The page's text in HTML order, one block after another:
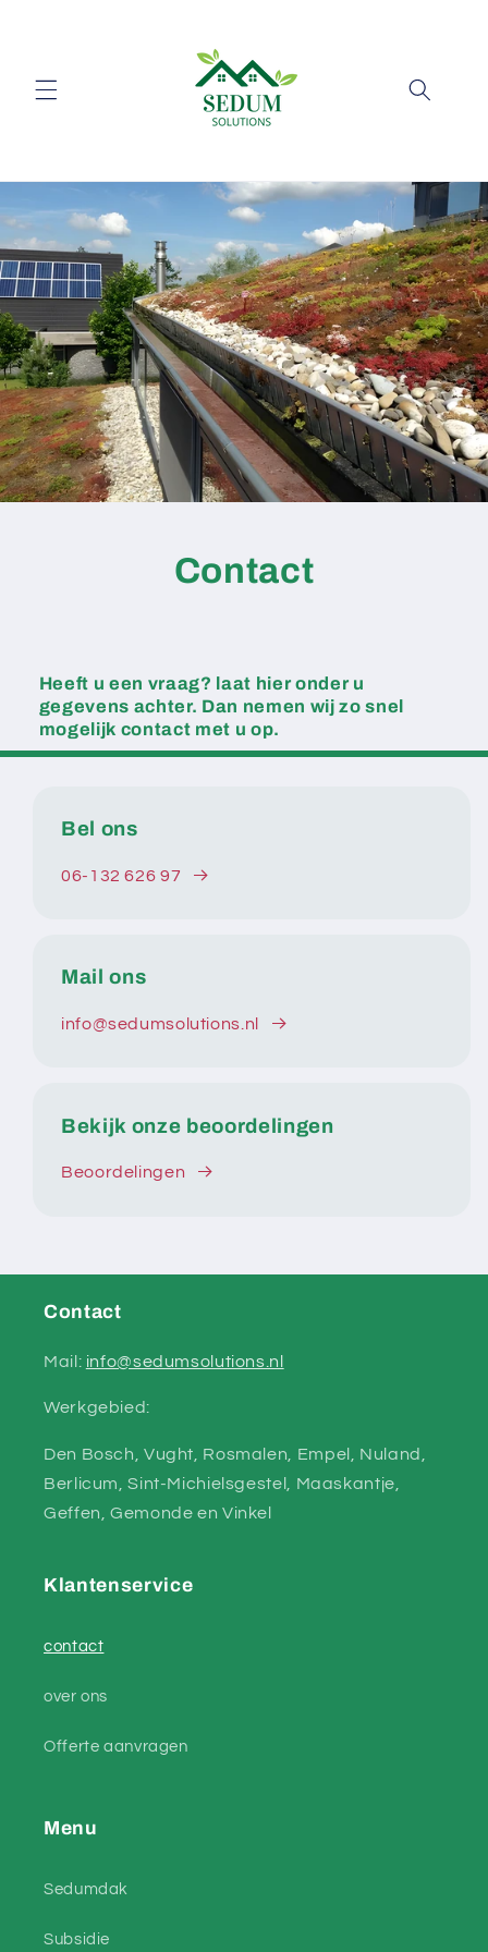
Cart
Contact
Heeft u een vraag? laat hier onder u
gegevens achter. Dan nemen wij zo snel
mogelijk contact met u op.
Bel ons
06-132 626 97
Mail ons
info@sedumsolutions.nl
Bekijk onze beoordelingen
Beoordelingen
Contact
Mail: info@sedumsolutions.nl
Werkgebied:
Den Bosch, Vught, Rosmalen, Empel, Nuland,
Berlicum, Sint-Michielsgestel, Maaskantje,
Geffen, Gemonde en Vinkel
Klantenservice
contact
over ons
Offerte aanvragen
Menu
Sedumdak
Subsidie